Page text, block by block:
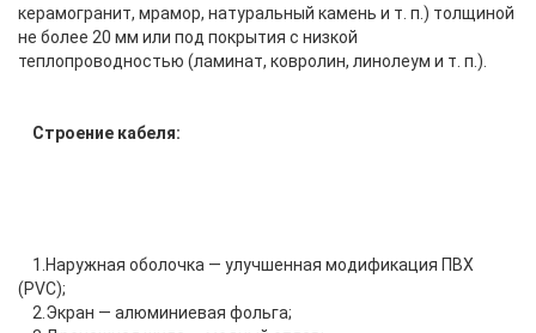
керамогранит, мрамор, натуральный камень и т. п.) толщиной
не более 20 мм или под покрытия с низкой
теплопроводностью (ламинат, ковролин, линолеум и т. п.).
Строение кабеля:
1.Наружная оболочка — улучшенная модификация ПВХ
(PVC);
2.Экран — алюминиевая фольга;